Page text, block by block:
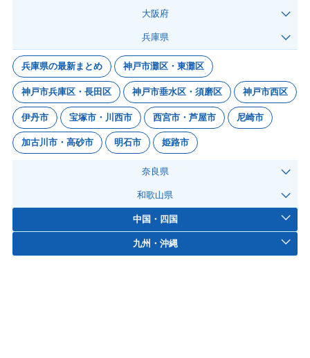
大阪府
兵庫県
兵庫県の最新まとめ 神戸市灘区・東灘区
神戸市兵庫区・長田区 神戸市垂水区・須磨区 神戸市西区
伊丹市 宝塚市・川西市 西宮市・芦屋市 尼崎市
加古川市・高砂市 明石市 姫路市
奈良県
和歌山県
中国・四国
九州・沖縄